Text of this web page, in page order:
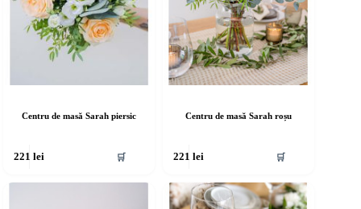
Centru de masă Sarah piersic
221lei 🛒
Centru de masă Sarah roșu
221lei 🛒